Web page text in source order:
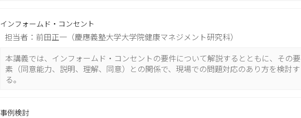
インフォームド・コンセント
担当者：前田正一（慶應義塾大学大学院健康マネジメント研究科）
本講義では、インフォームド・コンセントの要件について解説するとともに、その要
素（同意能力、説明、理解、同意）との関係で、現場での問題対応のあり方を検討す
る。
事例検討